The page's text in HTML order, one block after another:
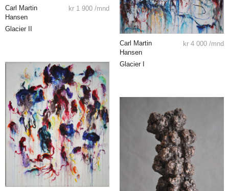
Carl Martin
Hansen
Glacier II
kr 1 900 /mnd
Carl Martin
Hansen
Glacier I
kr 4 000 /mnd